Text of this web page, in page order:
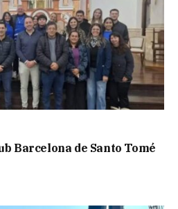
Barcelona de Santo Tomé